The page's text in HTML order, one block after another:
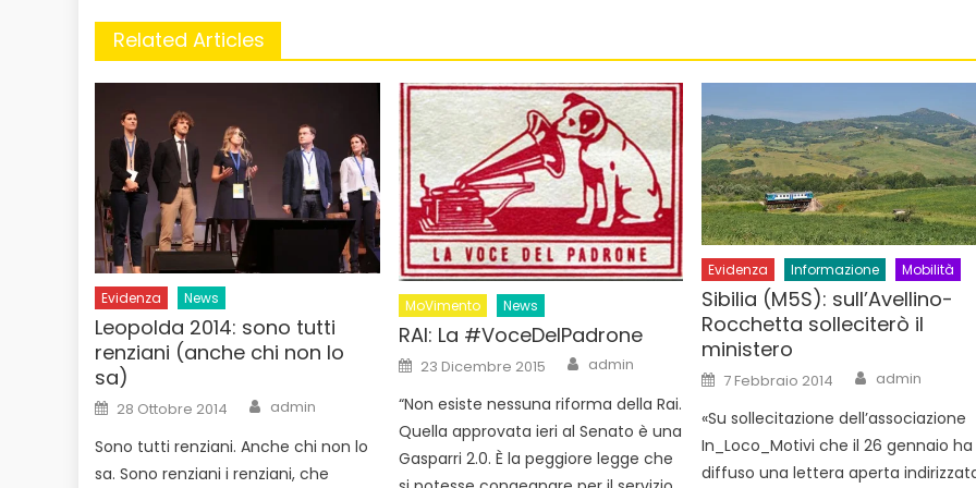
Related Articles
Evidenza News
Leopolda 2014: sono tutti
renziani (anche chi non lo
sa)
Posted
on
28 Ottobre 2014 Author
admin
Sono tutti renziani. Anche chi non lo
sa. Sono renziani i renziani, che
MoVimento News
RAI: La #VoceDelPadrone
Posted
on
23 Dicembre 2015 Author
admin
“Non esiste nessuna riforma della Rai.
Quella approvata ieri al Senato è una
Gasparri 2.0. È la peggiore legge che
Evidenza Informazione Mobilità
Sibilia (M5S): sull’Avellino-
Rocchetta solleciterò il
ministero
Posted
on
7 Febbraio 2014 Author
admin
«Su sollecitazione dell’associazione
In_Loco_Motivi che il 26 gennaio ha
diffuso una lettera aperta